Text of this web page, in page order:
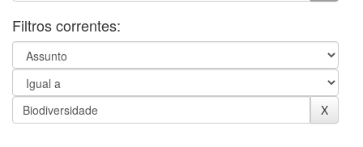
Filtros correntes: